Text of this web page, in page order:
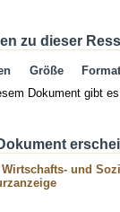
zu dieser
Größe
Format
Dokument gibt
Wirtschafts- und